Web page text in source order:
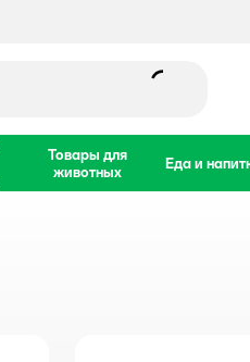
Товары для
животных
Еда и